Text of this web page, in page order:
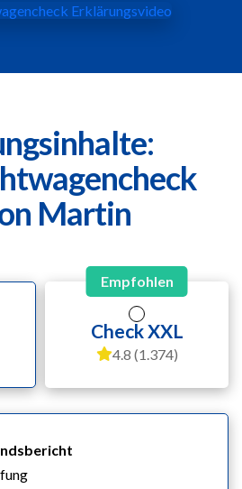
Martin
Empfohlen
Check XXL
4.8 (1.374)